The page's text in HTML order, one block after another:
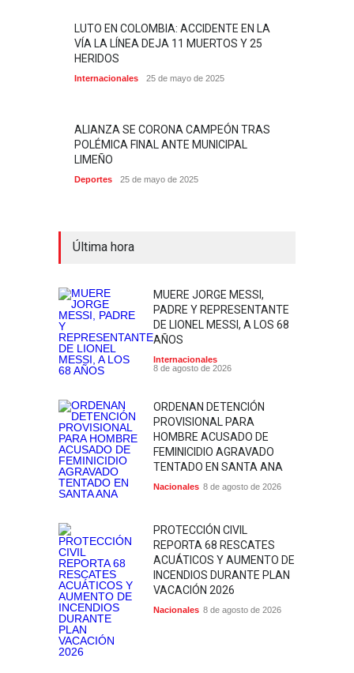
LUTO EN COLOMBIA: ACCIDENTE EN LA
VÍA LA LÍNEA DEJA 11 MUERTOS Y 25
HERIDOS
Internacionales 25 de mayo de 2025
ALIANZA SE CORONA CAMPEÓN TRAS
POLÉMICA FINAL ANTE MUNICIPAL
LIMEÑO
Deportes 25 de mayo de 2025
Última hora
MUERE JORGE MESSI,
PADRE Y REPRESENTANTE
DE LIONEL MESSI, A LOS 68
AÑOS
Internacionales
8 de agosto de 2026
ORDENAN DETENCIÓN
PROVISIONAL PARA
HOMBRE ACUSADO DE
FEMINICIDIO AGRAVADO
TENTADO EN SANTA ANA
Nacionales 8 de agosto de 2026
PROTECCIÓN CIVIL
REPORTA 68 RESCATES
ACUÁTICOS Y AUMENTO DE
INCENDIOS DURANTE PLAN
VACACIÓN 2026
Nacionales 8 de agosto de 2026